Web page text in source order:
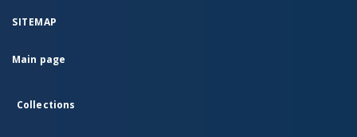
SITEMAP
Main page
Collections